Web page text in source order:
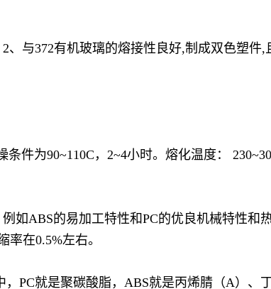
与372有机玻璃的熔接性良好,制成双色塑
件为90~110C，2~4小时。熔化温度：
如ABS的易加工特性和PC的优良机械特性和
在0.5%左右。
PC就是聚碳酸脂，ABS就是丙烯腈（A）、